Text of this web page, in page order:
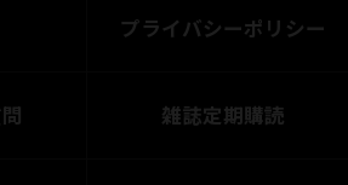
プライバシーポリシー
雑誌定期購読